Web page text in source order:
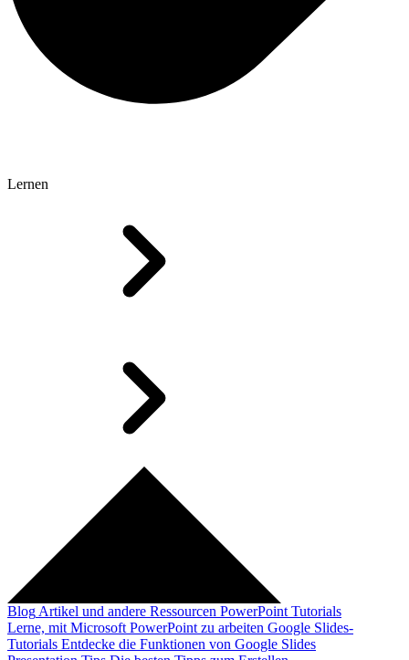
Lernen
Blog Artikel und andere Ressourcen PowerPoint Tutorials
Lerne, mit Microsoft PowerPoint zu arbeiten Google Slides-
Tutorials Entdecke die Funktionen von Google Slides